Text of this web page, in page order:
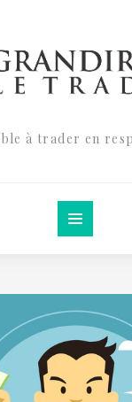
à trader en